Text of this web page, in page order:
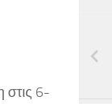
στις 6-